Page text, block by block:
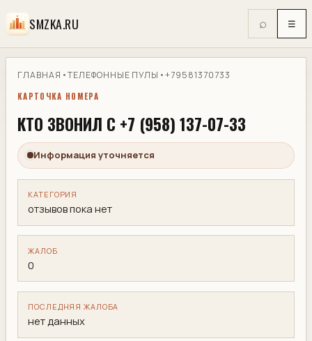
SMZKA.RU ⌕ ☰
ГЛАВНАЯ •ТЕЛЕФОННЫЕ ПУЛЫ •+79581370733
КАРТОЧКА НОМЕРА
КТО ЗВОНИЛ С +7 (958) 137-07-33
Информация уточняется
КАТЕГОРИЯ
отзывов пока нет
ЖАЛОБ
0
ПОСЛЕДНЯЯ ЖАЛОБА
нет данных